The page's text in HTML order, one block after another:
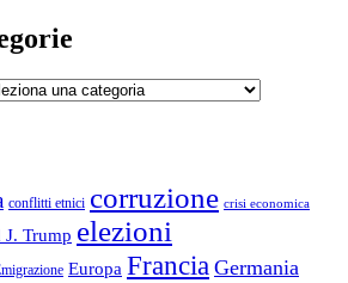
conflitti etnici corruzione crisi economica
J. Trump elezioni
Europa Francia Germania